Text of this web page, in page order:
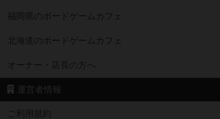
福岡県のボードゲームカフェ
北海道のボードゲームカフェ
オーナー・店長の方へ
運営者情報
ご利用規約